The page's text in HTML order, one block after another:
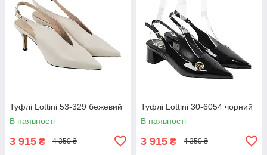
Туфлі Lottini 53-329 бежевий
В наявності
3 915 ₴ 4 350 ₴
Туфлі Lottini 30-6054 чорний
В наявності
3 915 ₴ 4 350 ₴